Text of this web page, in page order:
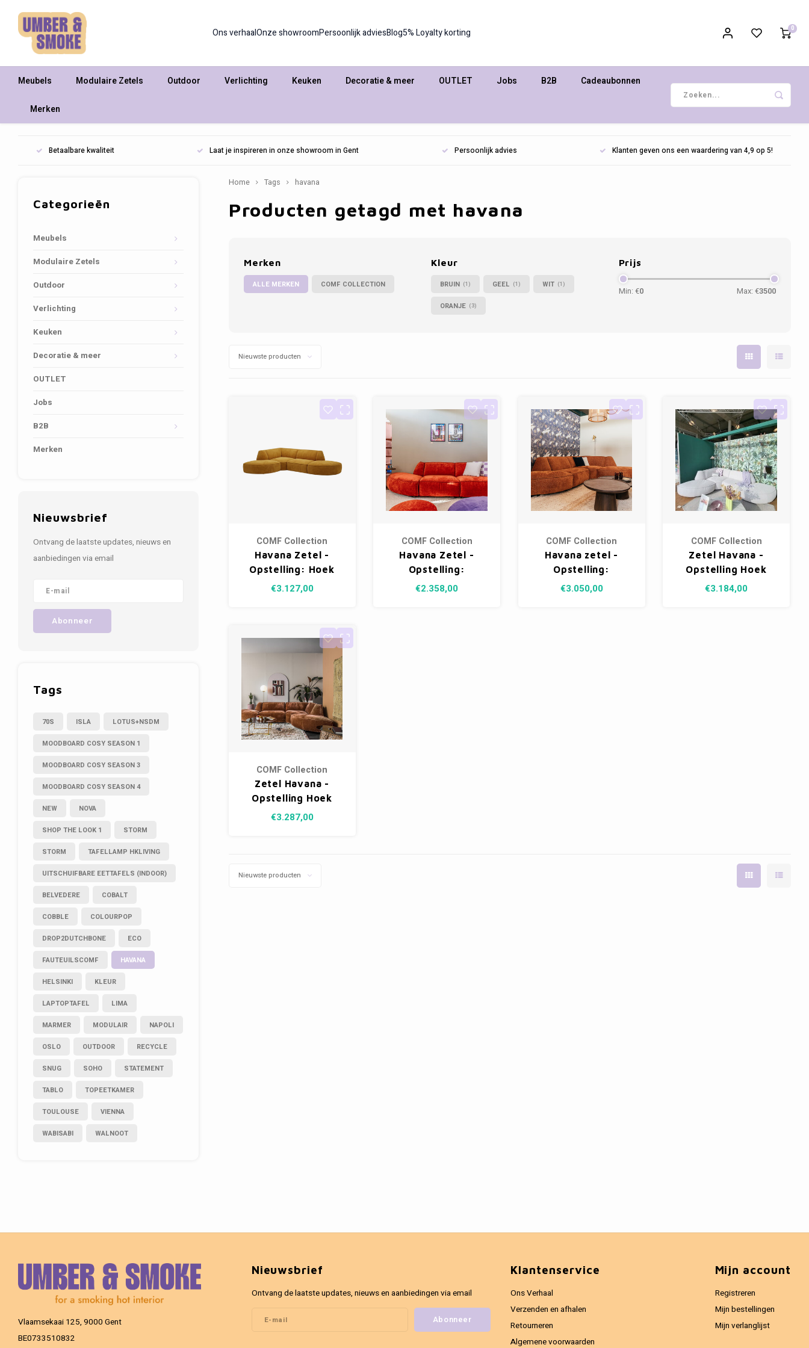
Ons verhaalOnze showroomPersoonlijk adviesBlog5% Loyalty korting 0
Meubels Modulaire Zetels Outdoor Verlichting Keuken Decoratie & meer OUTLET Jobs B2B Cadeaubonnen
Merken
Betaalbare kwaliteit Laat je inspireren in onze showroom in Gent Persoonlijk advies Klanten geven ons een waardering van 4,9 op 5!
Categorieën
Meubels
Modulaire Zetels
Outdoor
Verlichting
Keuken
Decoratie & meer
OUTLET
Jobs
B2B
Merken
Nieuwsbrief
Ontvang de laatste updates, nieuws en
aanbiedingen via email
Abonneer
Tags
70S ISLA LOTUS+NSDM
MOODBOARD COSY SEASON 1
MOODBOARD COSY SEASON 3
MOODBOARD COSY SEASON 4
NEW NOVA
SHOP THE LOOK 1 STORM
STORM TAFELLAMP HKLIVING
UITSCHUIFBARE EETTAFELS (INDOOR)
BELVEDERE COBALT
COBBLE COLOURPOP
DROP2DUTCHBONE ECO
FAUTEUILSCOMF HAVANA
HELSINKI KLEUR
LAPTOPTAFEL LIMA
MARMER MODULAIR NAPOLI
OSLO OUTDOOR RECYCLE
SNUG SOHO STATEMENT
TABLO TOPEETKAMER
TOULOUSE VIENNA
WABISABI WALNOOT
Home Tags havana
Producten getagd met havana
Merken
ALLE MERKEN COMF COLLECTION
Kleur
BRUIN (1) GEEL (1) WIT (1)
ORANJE (3)
Prijs
Min: €0 Max: €3500
Nieuwste producten
COMF Collection
Havana Zetel -
Opstelling: Hoek
(rond) +
zonder armen +
Hoek (rond) - in
Stof: Cord , kleur
€3.127,00
COMF Collection
Havana Zetel -
Opstelling:
Hoekelement (rond)
€2.358,00
COMF Collection
Havana zetel -
Opstelling:
Hoekelement Rond
€3.050,00
COMF Collection
Zetel Havana -
Opstelling Hoek
(rond)+ 1,5 zit +
€3.184,00
COMF Collection
Zetel Havana -
Opstelling Hoek
(rond)+ 1,5 zit +
€3.287,00
Nieuwste producten
Vlaamsekaai 125, 9000 Gent
BE0733510832
Nieuwsbrief
Ontvang de laatste updates, nieuws en aanbiedingen via email
Abonneer
Klantenservice
Ons Verhaal
Verzenden en afhalen
Retourneren
Algemene voorwaarden
Mijn account
Registreren
Mijn bestellingen
Mijn verlanglijst